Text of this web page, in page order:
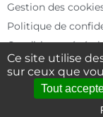
Gestion des
Politique de
Conditions
Mentions légales
Ce site utilise
sur ceux que
Tout